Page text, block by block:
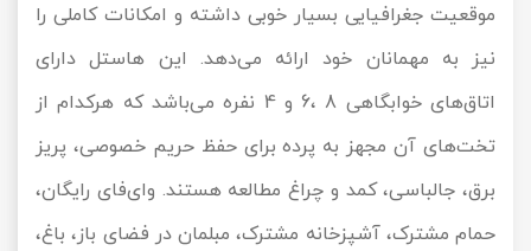
موقعیت جغرافیایی بسیار خوبی داشته و امکانات کاملی را
نیز به مهمانان خود ارائه می‌دهد. این هاستل دارای
اتاق‌های خوابگاهی 8 ،6 و 4 نفره می‌باشد که هرکدام از
تخت‌های آن مجهز به پرده برای حفظ حریم خصوصی، پریز
برق، جالباسی، کمد و چراغ مطالعه هستند. وای‌فای رایگان،
حمام مشترک، آشپزخانه مشترک، مبلمان در فضای باز، باغ،